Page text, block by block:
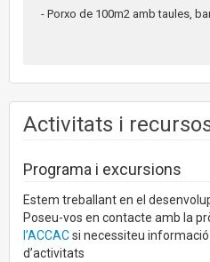
- Porxo de 100m2 amb taules,
Activitats i
Programa i excursions
Estem treballant en el
Poseu-vos en contacte amb la
l’ACCACsi necessiteu
d’activitats